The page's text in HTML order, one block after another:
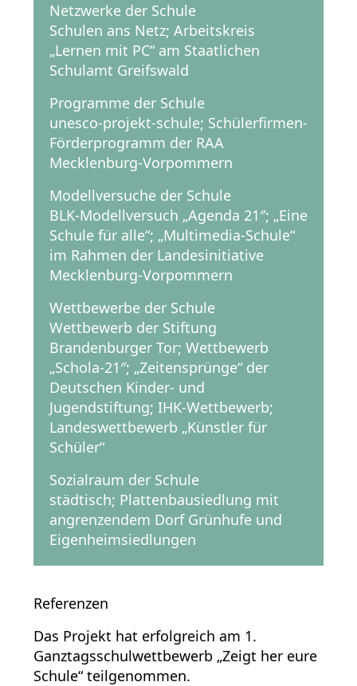
Netzwerke der Schule
Schulen ans Netz; Arbeitskreis
„Lernen mit PC“ am Staatlichen
Schulamt Greifswald
Programme der Schule
unesco-projekt-schule; Schülerfirmen-
Förderprogramm der RAA
Mecklenburg-Vorpommern
Modellversuche der Schule
BLK-Modellversuch „Agenda 21″; „Eine
Schule für alle“; „Multimedia-Schule“
im Rahmen der Landesinitiative
Mecklenburg-Vorpommern
Wettbewerbe der Schule
Wettbewerb der Stiftung
Brandenburger Tor; Wettbewerb
„Schola-21″; „Zeitensprünge“ der
Deutschen Kinder- und
Jugendstiftung; IHK-Wettbewerb;
Landeswettbewerb „Künstler für
Schüler“
Sozialraum der Schule
städtisch; Plattenbausiedlung mit
angrenzendem Dorf Grünhufe und
Eigenheimsiedlungen
Referenzen
Das Projekt hat erfolgreich am 1.
Ganztagsschulwettbewerb „Zeigt her eure
Schule“ teilgenommen.